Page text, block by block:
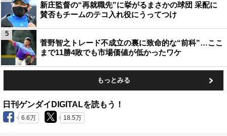
新庄監督の“再就職先”に挙がるまさかの球団 采配に
賛否もチームのテコ入れ役にうってつけ
菅野智之トレード不成立の裏に致命的な“前科”…ここ
まで11勝4敗でも市場価値が低かったワケ
5
もっとみる
日刊ゲンダイDIGITALを読もう！
6.6万 18.5万